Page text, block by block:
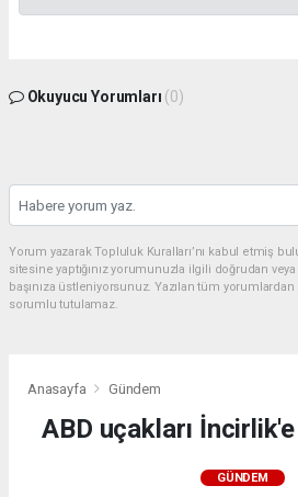
Okuyucu Yorumları (0)
Yorum yazarak Topluluk Kuralları’nı kabul etmiş
sitesine yaptığınız yorumunuzla ilgili doğrudan
başınıza üstleniyorsunuz. Yazılan tüm
sorumlu tutulamaz.
Anasayfa Gündem
ABD uçakları
GÜNDEM